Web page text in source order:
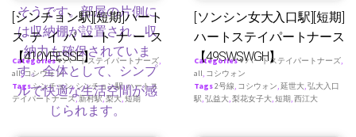
[シンチョン駅][短期]ハート
ステイパートナース
【410YEESSE】
Categories♥ ハートステイパートナーズ,
all,コシウォン
Tagsシンチョン,シンチョン駅,ハートス
テイパートナース,新村駅,梨大,短期
[ソンシン女大入口駅][短期]
ハートステイパートナース
【49SWSWGH】
Categories♥ ハートステイパートナーズ,
all, コシウォン
Tags2号線, コシウォン,延世大,弘大入口
駅,弘益大,梨花女子大,短期,西江大